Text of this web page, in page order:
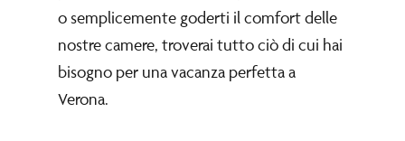
o semplicemente goderti il comfort delle
nostre camere, troverai tutto ciò di cui hai
bisogno per una vacanza perfetta a
Verona.